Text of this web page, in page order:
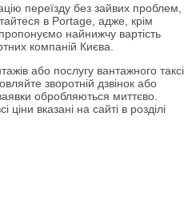
переїзду без зайвих проблем,
в Portage, адже, крім
найнижчу вартість
компаній Києва.
або послугу вантажного таксі
зворотній дзвінок або
обробляються миттєво.
ціни вказані на сайті в розділі